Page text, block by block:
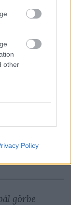
other
Policy
görbe